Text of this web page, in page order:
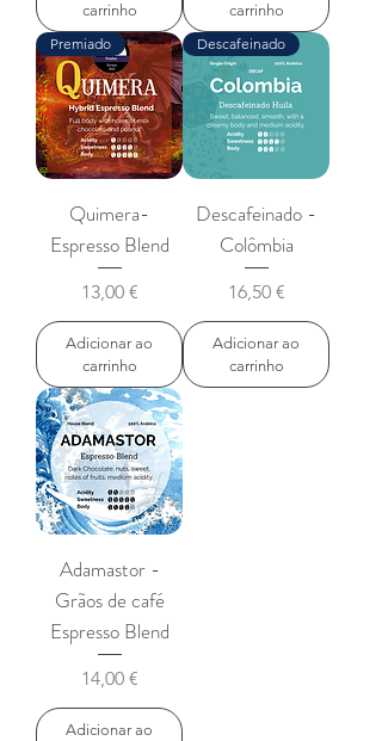
carrinho
carrinho
Premiado
Quimera-
Espresso Blend
Preço
13,00 €
Adicionar ao
carrinho
Descafeinado
Descafeinado -
Colômbia
Preço
16,50 €
Adicionar ao
carrinho
Adamastor -
Grãos de café
Espresso Blend
Preço
14,00 €
Adicionar ao